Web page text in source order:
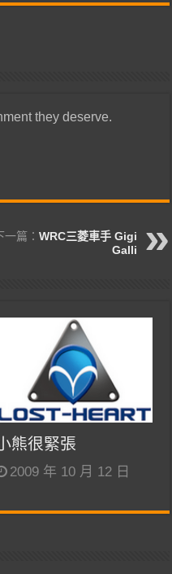
they deserve.
一篇： WRC三菱車手 Gigi
Galli
熊很緊張
2009 年 10 月 12 日